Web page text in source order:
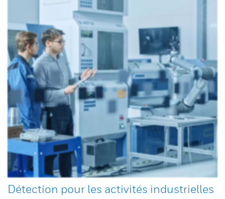
Détection pour les activités industrielles